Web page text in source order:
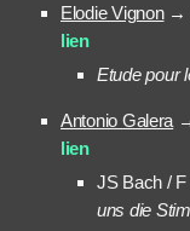
Elodie Vignon→
lien
Etude pour
Antonio Galera
lien
JS Bach /
uns die